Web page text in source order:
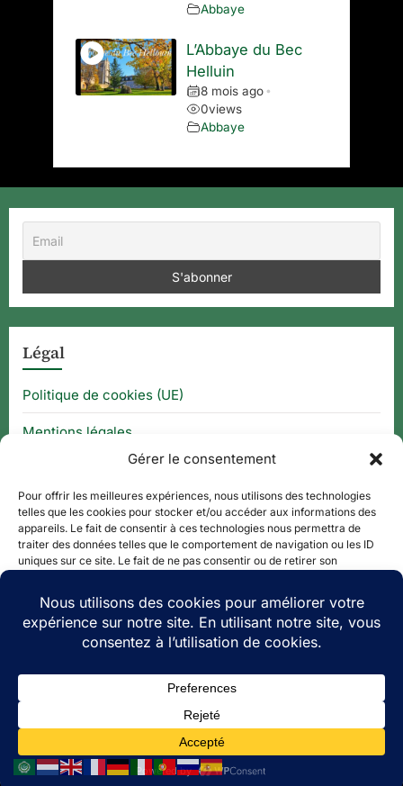
Gérer le consentement
Pour offrir les meilleures expériences, nous utilisons des technologies
telles que les cookies pour stocker et/ou accéder aux informations des
appareils. Le fait de consentir à ces technologies nous permettra de
traiter des données telles que le comportement de navigation ou les ID
uniques sur ce site. Le fait de ne pas consentir ou de retirer son
Accepter
Refuser
Voir les préférences
Politique de cookiesCGU
Abbaye
L’Abbaye du Bec
Helluin
8 mois ago •
0views
Abbaye
Légal
Politique de cookies (UE)
Mentions légales
Thématique
QUE FAIRE À ?
Copyright © 2026 Le Tourisme Revisité.
Theme: Oceanly Green by
Social media & sharing icons powered by